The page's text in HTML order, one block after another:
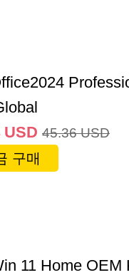
USD 45.36 USD
구매
11 Home OEM